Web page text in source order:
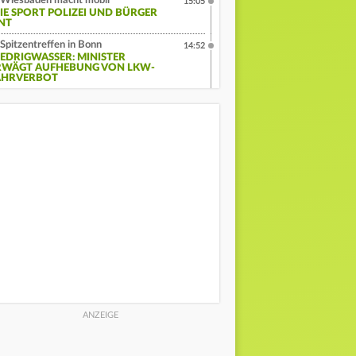
SPORT POLIZEI UND BÜRGER
Spitzentreffen in Bonn
MINISTER
AUFHEBUNG VON LKW-
14:52